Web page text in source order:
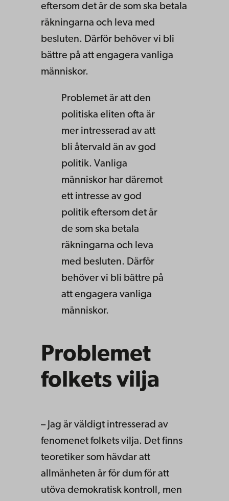
eftersom det är de som ska betala
räkningarna och leva med
besluten. Därför behöver vi bli
bättre på att engagera vanliga
människor.
Problemet är att den
politiska eliten ofta är
mer intresserad av att
bli återvald än av god
politik. Vanliga
människor har däremot
ett intresse av god
politik eftersom det är
de som ska betala
räkningarna och leva
med besluten. Därför
behöver vi bli bättre på
att engagera vanliga
människor.
Problemet
folkets vilja
– Jag är väldigt intresserad av
fenomenet folkets vilja. Det finns
teoretiker som hävdar att
allmänheten är för dum för att
utöva demokratisk kontroll, men